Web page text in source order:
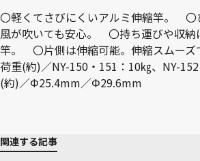
〇軽くてさびにくいアルミ伸縮竿。 〇
風が吹いても安心。 〇持ち運びや収納
竿。 〇片側は伸縮可能。伸縮スムー
荷重(約)／NY-150・151：10㎏、NY-
(約)／Φ25.4mm／Φ29.6mm
関連する記事